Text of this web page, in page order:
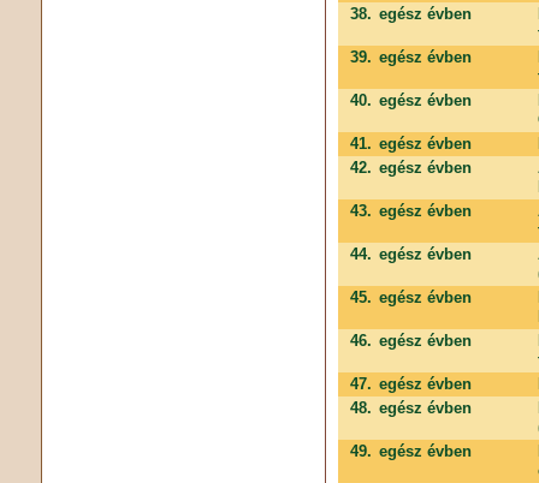
38. egész évben
39. egész évben
40. egész évben
41. egész évben
42. egész évben
43. egész évben
44. egész évben
45. egész évben
46. egész évben
47. egész évben
48. egész évben
49. egész évben